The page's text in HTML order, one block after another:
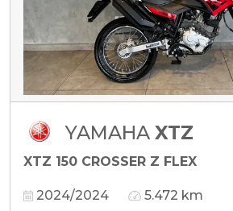
YAMAHA XTZ
XTZ 150 CROSSER Z FLEX
2024/2024 5.472 km